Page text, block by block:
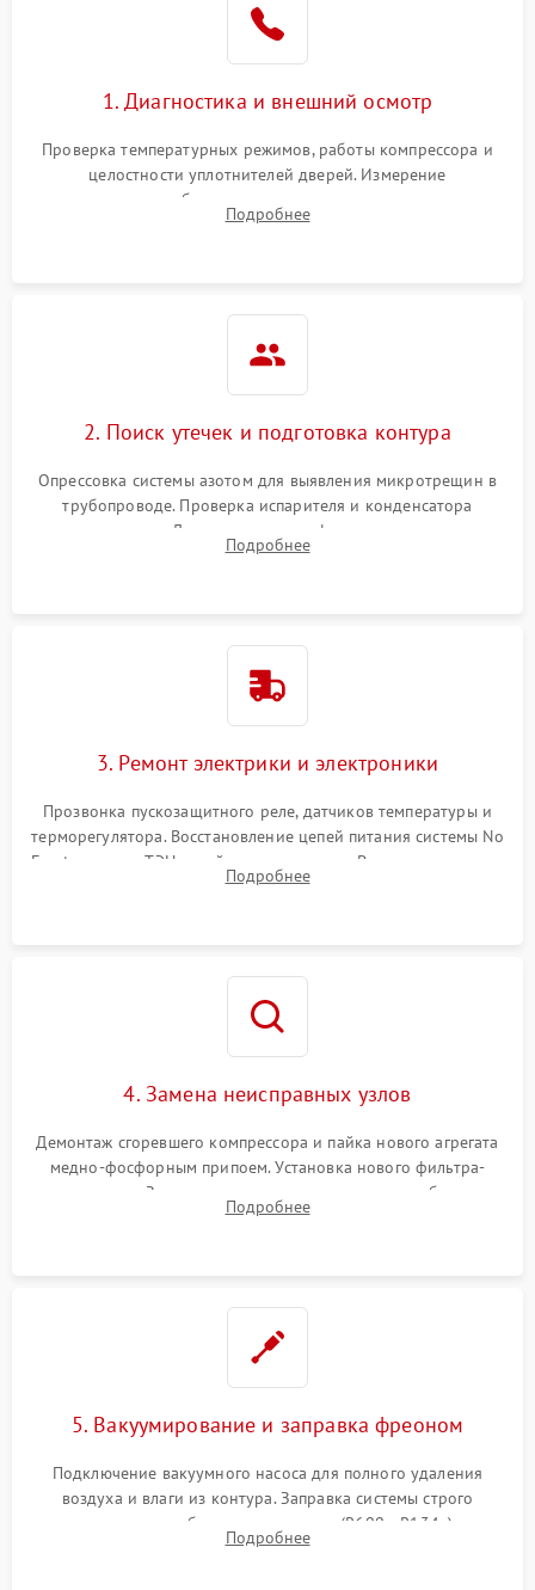
работе
2000 ₽ Подробнее →
1000 ₽
1800 ₽
1. Диагностика и внешний осмотр
Проверка температурных режимов, работы компрессора и
целостности уплотнителей дверей. Измерение
сопротивления обмоток мотора, проверка термостата и
считывание кодов ошибок с электронного дисплея.
Подробнее
2. Поиск утечек и подготовка контура
Опрессовка системы азотом для выявления микротрещин в
трубопроводе. Проверка испарителя и конденсатора
течеискателем. Демонтаж старого фильтра-осушителя и
продувка капиллярной трубки для устранения засоров.
Подробнее
3. Ремонт электрики и электроники
Прозвонка пускозащитного реле, датчиков температуры и
терморегулятора. Восстановление цепей питания системы No
Frost, включая ТЭН оттайки и вентилятор. Ремонт или замена
платы управления при сбоях алгоритмов.
Подробнее
4. Замена неисправных узлов
Демонтаж сгоревшего компрессора и пайка нового агрегата
медно-фосфорным припоем. Установка нового фильтра-
осушителя. Замена изношенных вентиляторов обдува,
сломанных заслонок или поврежденных дверных петель.
Подробнее
5. Вакуумирование и заправка фреоном
Подключение вакуумного насоса для полного удаления
воздуха и влаги из контура. Заправка системы строго
дозированным объемом хладагента (R600a, R134a) по
электронным весам. Контроль рабочего давления в системе.
Подробнее